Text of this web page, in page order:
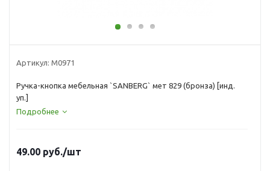
Артикул: М0971
Ручка-кнопка мебельная `SANBERG` мет 829 (бронза) [инд.
уп.]
Подробнее
49.00 руб./шт